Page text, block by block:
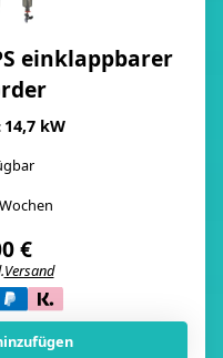
einklappbarer
14,7 kW
€
Versand